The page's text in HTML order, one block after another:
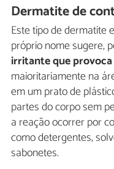
Dermatite de
Este tipo de dermatite
próprio nome sugere,
irritante que
maioritariamente na
em um prato de
partes do corpo sem
a reação ocorrer por
como detergentes,
sabonetes.